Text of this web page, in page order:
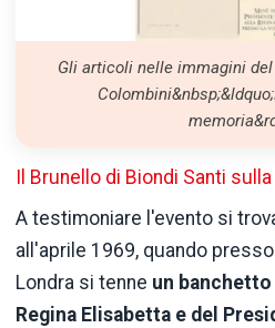
Gli articoli nelle immagini
Il Brunello di Biondi Santi
A testimoniare l'evento si
all'aprile 1969, quando
Londra si tenne un
Regina Elisabetta e del